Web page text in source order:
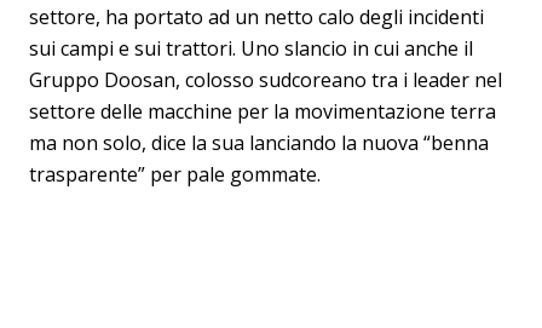
settore, ha portato ad un netto calo degli incidenti
sui campi e sui trattori. Uno slancio in cui anche il
Gruppo Doosan, colosso sudcoreano tra i leader nel
settore delle macchine per la movimentazione terra
ma non solo, dice la sua lanciando la nuova “benna
trasparente” per pale gommate.